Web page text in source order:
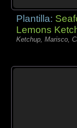
Plantilla:
Lemons
Ketchup, Marisco,